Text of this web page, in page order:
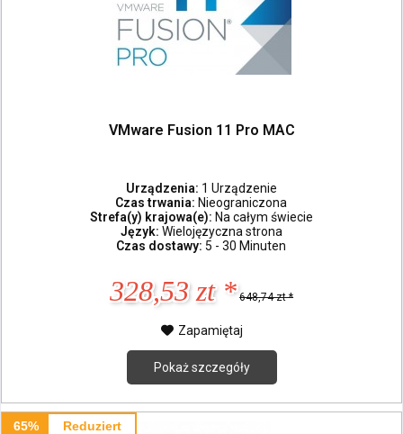
VMware Fusion 11 Pro MAC
Urządzenia: 1 Urządzenie
Czas trwania: Nieograniczona
Strefa(y) krajowa(e): Na całym świecie
Język: Wielojęzyczna strona
Czas dostawy: 5 - 30 Minuten
328,53 zt * 648,74 zt *
Zapamiętaj
Pokaż szczegóły
65% Reduziert